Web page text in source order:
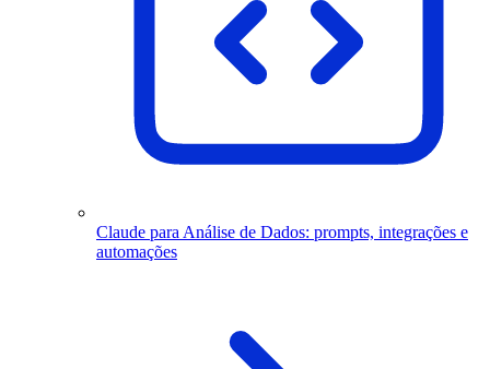
Claude para Análise de Dados: prompts, integrações e
automações